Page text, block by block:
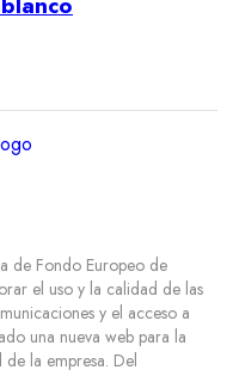
de Fondo Europeo de
el uso y la calidad de las
y el acceso a
una nueva web para la
la empresa. Del